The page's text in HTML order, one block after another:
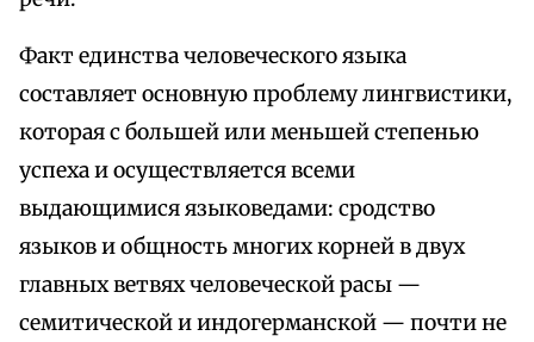
Факт единства человеческого языка
составляет основную проблему лингвистики,
которая с большей или меньшей степенью
успеха и осуществляется всеми
выдающимися языковедами: сродство
языков и общность многих корней в двух
главных ветвях человеческой расы —
семитической и индогерманской — почти не